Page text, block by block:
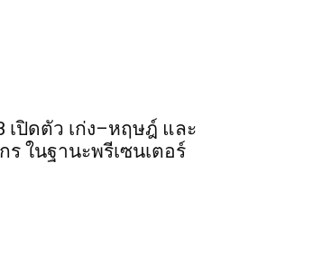
เปิดตัว เก่ง–หฤษฎ์ และ
ในฐานะพรีเซนเตอร์